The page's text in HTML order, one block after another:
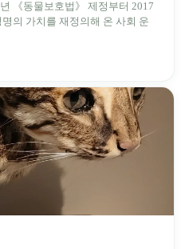
《동물보호법》 제정부터 2017
의 가치를 재정의해 온 사회 운